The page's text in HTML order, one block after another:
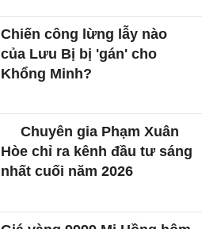
Chiến công lừng lẫy nào
của Lưu Bị bị 'gán' cho
Khổng Minh?
Chuyên gia Phạm Xuân
Hòe chỉ ra kênh đầu tư sáng
nhất cuối năm 2026